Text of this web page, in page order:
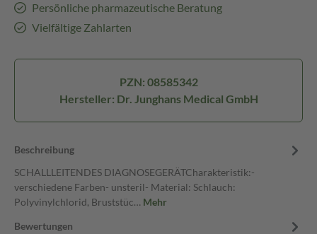
Persönliche pharmazeutische Beratung
Vielfältige Zahlarten
PZN: 08585342
Hersteller: Dr. Junghans Medical GmbH
Beschreibung
SCHALLLEITENDES DIAGNOSEGERÄTCharakteristik:-
verschiedene Farben- unsteril- Material: Schlauch:
Polyvinylchlorid, Bruststüc… Mehr
Bewertungen